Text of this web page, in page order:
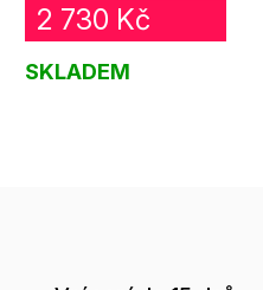
2 730 Kč
SKLADEM